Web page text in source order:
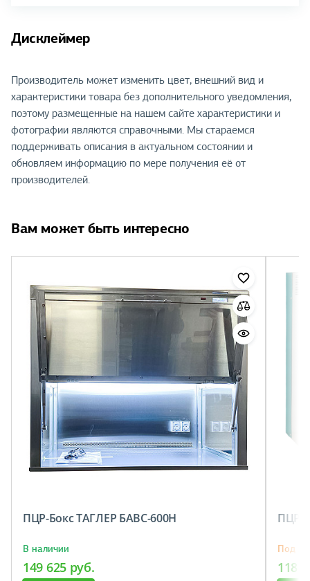
Дисклеймер
Производитель может изменить цвет, внешний вид и
характеристики товара без дополнительного уведомления,
поэтому размещенные на нашем сайте характеристики и
фотографии являются справочными. Мы стараемся
поддерживать описания в актуальном состоянии и
обновляем информацию по мере получения её от
производителей.
Вам может быть интересно
ПЦР-Бокс ТАГЛЕР БАВС-600Н
В наличии
149 625 руб.
ПЦР-
Под
118